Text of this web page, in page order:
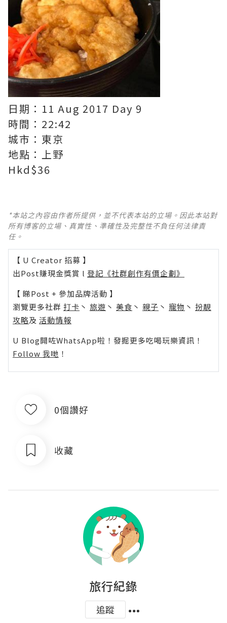
日期：11 Aug 2017 Day 9
時間：22:42
城市：東京
地點：上野
Hkd$36
*本站之內容由作者所提供，並不代表本站的立場。因此本站對
所有博客的立場、真實性、準確性及完整性不負任何法律責
任。
【 U Creator 招募 】
出Post賺現金獎賞 l 登記《社群創作有價企劃》
【 睇Post + 參加品牌活動 】
瀏覽更多社群 打卡 丶 旅遊 丶 美食 丶 親子 丶 寵物 丶 扮靚
攻略及 活動情報
U Blog開咗WhatsApp啦！發掘更多吃喝玩樂資訊！
Follow 我哋 ！
0個讚好
收藏
旅行紀錄
追蹤